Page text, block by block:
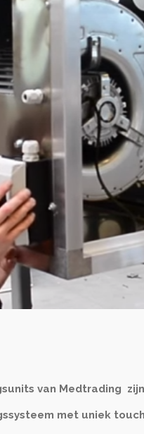
van Medtrading
met uniek